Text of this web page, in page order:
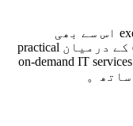
Growth matter کرتی ہے تو execution speed اس سے بھی
زیادہ۔ Task Desk strategy اور delivery کے درمیان practical
bridge ہے — Pakistan businesses کے لیے on-demand IT services